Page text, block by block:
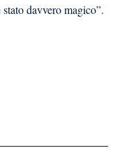
davvero magico”.